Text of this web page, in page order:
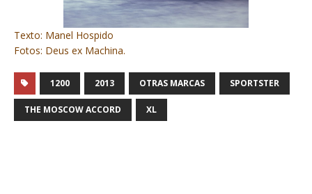
Texto: Manel Hospido
Fotos: Deus ex Machina.
1200 2013 OTRAS MARCAS SPORTSTER
THE MOSCOW ACCORD XL